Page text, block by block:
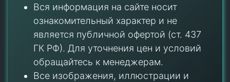
Вся информация на сайте носит
ознакомительный характер и не
является публичной офертой (ст. 437
ГК РФ). Для уточнения цен и условий
обращайтесь к менеджерам.
Все изображения, иллюстрации и